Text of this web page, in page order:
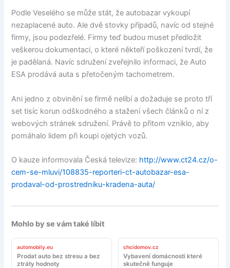
Podle Veselého se může stát, že autobazar vykoupí
nezaplacené auto. Ale dvě stovky případů, navíc od stejné
firmy, jsou podezřelé. Firmy teď budou muset předložit
veškerou dokumentaci, o které někteří poškození tvrdí, že
je padělaná. Navíc sdružení zveřejnilo informaci, že Auto
ESA prodává auta s přetočeným tachometrem.
Ani jedno z obvinění se firmě nelíbí a dožaduje se proto tří
set tisíc korun odškodného a stažení všech článků o ní z
webových stránek sdružení. Právě to přitom vzniklo, aby
pomáhalo lidem při koupi ojetých vozů.
O kauze informovala Česká televize: http://www.ct24.cz/o-
cem-se-mluvi/108835-reporteri-ct-autobazar-esa-
prodaval-od-prostredniku-kradena-auta/
Mohlo by se vám také líbit
automobily.eu
Prodat auto bez stresu a bez
ztráty hodnoty
chcidomov.cz
Vybavení domácnosti které
skutečně funguje